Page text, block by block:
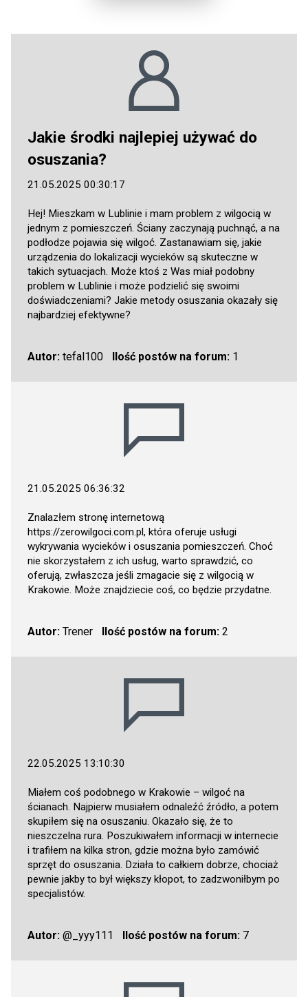
Jakie środki najlepiej używać do
osuszania?
21.05.2025 00:30:17
Hej! Mieszkam w Lublinie i mam problem z wilgocią w
jednym z pomieszczeń. Ściany zaczynają puchnąć, a na
podłodze pojawia się wilgoć. Zastanawiam się, jakie
urządzenia do lokalizacji wycieków są skuteczne w
takich sytuacjach. Może ktoś z Was miał podobny
problem w Lublinie i może podzielić się swoimi
doświadczeniami? Jakie metody osuszania okazały się
najbardziej efektywne?
Autor: tefal100 Ilość postów na forum:1
21.05.2025 06:36:32
Znalazłem stronę internetową
https://zerowilgoci.com.pl, która oferuje usługi
wykrywania wycieków i osuszania pomieszczeń. Choć
nie skorzystałem z ich usług, warto sprawdzić, co
oferują, zwłaszcza jeśli zmagacie się z wilgocią w
Krakowie. Może znajdziecie coś, co będzie przydatne.
Autor: Trener Ilość postów na forum:2
22.05.2025 13:10:30
Miałem coś podobnego w Krakowie – wilgoć na
ścianach. Najpierw musiałem odnaleźć źródło, a potem
skupiłem się na osuszaniu. Okazało się, że to
nieszczelna rura. Poszukiwałem informacji w internecie
i trafiłem na kilka stron, gdzie można było zamówić
sprzęt do osuszania. Działa to całkiem dobrze, chociaż
pewnie jakby to był większy kłopot, to zadzwoniłbym po
specjalistów.
Autor: @_yyy111 Ilość postów na forum:7